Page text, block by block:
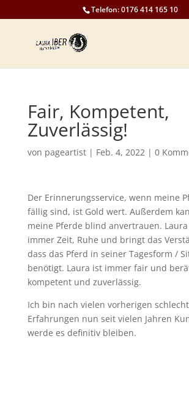
Telefon: 0176 414 165 10
Fair, Kompetent,
Zuverlässig!
von pageartist| Feb. 4, 2022| 0
Der Erinnerungsservice, wenn meine
fällig sind, ist Gold wert. Außerdem
meine Pferde blind anvertrauen.
immer Zeit, Ruhe und bringt das
dass das Pferd in seiner Tagesform /
benötigt. Laura ist immer fair und
kompetent und zuverlässig.
Ich bin nach vielen vorherigen
Erfahrungen nun seit vielen Jahren
werde es definitiv bleiben.